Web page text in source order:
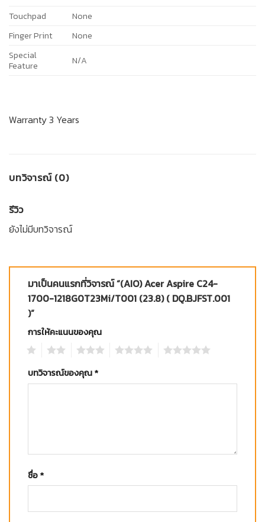
Touchpad
None
Finger Print
None
Special
Feature
N/A
Warranty 3 Years
บทวิจารณ์ (0)
รีวิว
ยังไม่มีบทวิจารณ์
มาเป็นคนแรกที่วิจารณ์ “(AIO) Acer Aspire C24-
1700-1218G0T23Mi/T001 (23.8) ( DQ.BJFST.001
)”
การให้คะแนนของคุณ
บทวิจารณ์ของคุณ*
ชื่อ*